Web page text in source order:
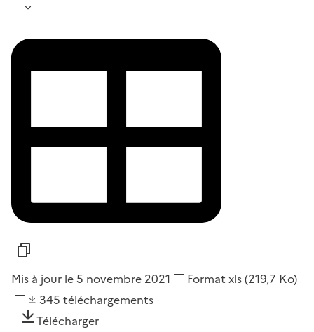
Mis à jour le 5 novembre 2021 Format xls(219,7 Ko)
345 téléchargements
Télécharger